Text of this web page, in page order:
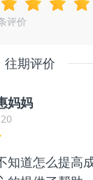
评价
往期评价
妈妈
知道怎么提高